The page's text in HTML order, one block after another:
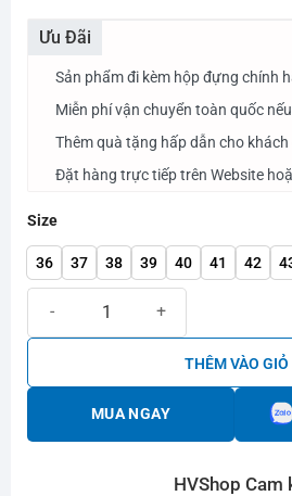
Ưu Đãi
Sản phẩm đi kèm hộp đựng chính
Miễn phí vận chuyển toàn quốc
Thêm quà tặng hấp dẫn cho
Đặt hàng trực tiếp trên Website
Size
36 37 38 39 40 41 42
THÊM VÀO GIỎ
MUA NGAY
HVShop Cam